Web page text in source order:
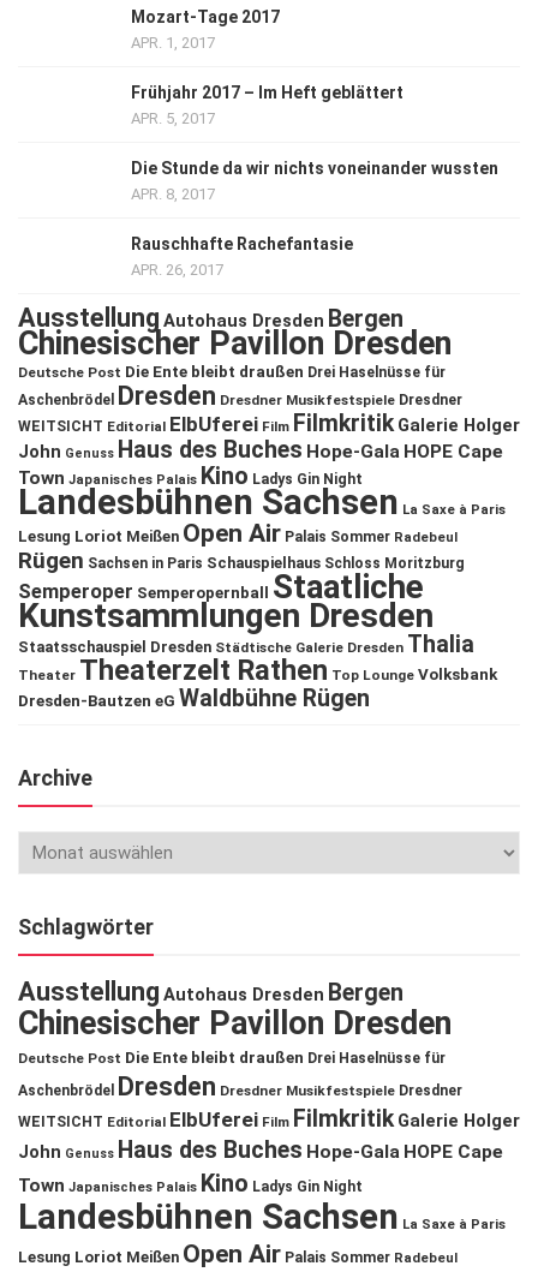
Mozart-Tage 2017
APR. 1, 2017
Frühjahr 2017 – Im Heft geblättert
APR. 5, 2017
Die Stunde da wir nichts voneinander wussten
APR. 8, 2017
Rauschhafte Rachefantasie
APR. 26, 2017
Ausstellung Autohaus Dresden Bergen
Chinesischer Pavillon Dresden
Deutsche Post Die Ente bleibt draußen Drei Haselnüsse für
Aschenbrödel
Dresden Dresdner Musikfestspiele Dresdner
WEITSICHT Editorial ElbUferei Film Filmkritik Galerie Holger
John Genuss Haus des Buches Hope-Gala HOPE Cape
Town Japanisches Palais Kino Ladys Gin Night
Landesbühnen Sachsen La Saxe à Paris
Lesung Loriot Meißen Open Air Palais Sommer Radebeul
Rügen Sachsen in Paris Schauspielhaus Schloss Moritzburg
Semperoper Semperopernball Staatliche
Kunstsammlungen Dresden
Staatsschauspiel Dresden Städtische Galerie Dresden Thalia
Theater Theaterzelt Rathen Top Lounge Volksbank
Dresden-Bautzen eG Waldbühne Rügen
Archive
Schlagwörter
Ausstellung Autohaus Dresden Bergen
Chinesischer Pavillon Dresden
Deutsche Post Die Ente bleibt draußen Drei Haselnüsse für
Aschenbrödel
Dresden Dresdner Musikfestspiele Dresdner
WEITSICHT Editorial ElbUferei Film Filmkritik Galerie Holger
John Genuss Haus des Buches Hope-Gala HOPE Cape
Town Japanisches Palais Kino Ladys Gin Night
Landesbühnen Sachsen La Saxe à Paris
Lesung Loriot Meißen Open Air Palais Sommer Radebeul